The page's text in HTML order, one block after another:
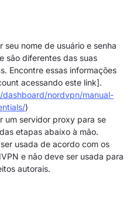
seu nome de usuário e senha
são diferentes das suas
Encontre essas informações
acessando este link].
nordvpn/manual-
)
um servidor proxy para se
etapas abaixo à mão.
usada de acordo com os
e não deve ser usada para
autorais.